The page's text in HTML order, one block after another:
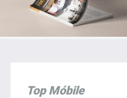
Top Móbile